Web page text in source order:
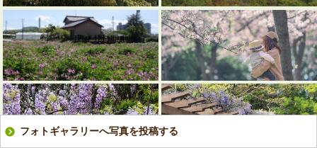
フォトギャラリーへ写真を投稿する